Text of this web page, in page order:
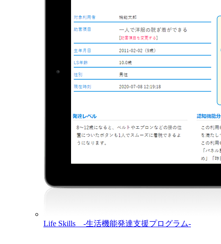
Life Skills -生活機能発達支援プログラム-